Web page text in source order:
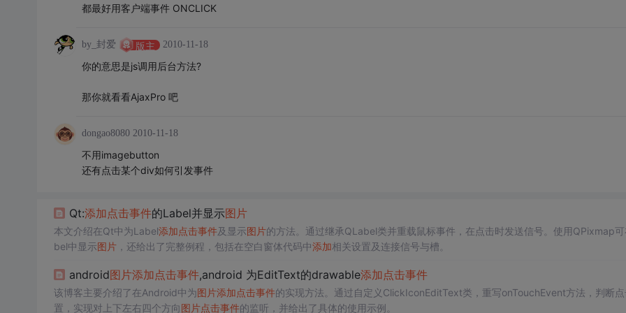
都最好用客户端事件 ONCLICK
by_封爱 版主 2010-11-18
你的意思是js调用后台方法?
那你就看看AjaxPro 吧
dongao8080 2010-11-18
不用imagebutton
还有点击某个div如何引发事件
Qt:添加点击事件的Label并显示图片
本文介绍在Qt中为Label添加点击事件及显示图片的方法。通过继承QLabel类并重载鼠标事件，在点击时发送信号。使用QPixmap
bel中显示图片，还给出了完整例程，包括在空白窗体代码中添加相关设置及连接信号与槽。
android图片添加点击事件,android 为EditText的drawable添加点击事件
该博客主要介绍了在Android中为图片添加点击事件的实现方法。通过自定义ClickIconEditText类，重写onTouchEvent方法，判断点
置，实现对上下左右四个方向图片点击事件的监听，并给出了具体的使用示例。